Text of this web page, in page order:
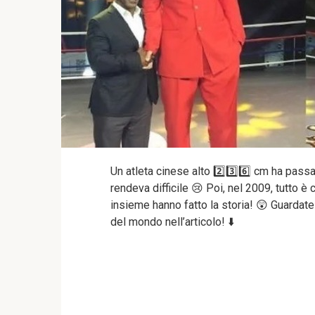
Un atleta cinese alto 2️⃣3️⃣6️⃣ cm ha
rendeva difficile 😢 Poi, nel 2009, tutto è
insieme hanno fatto la storia! 😲
del mondo nell’articolo! ⬇️